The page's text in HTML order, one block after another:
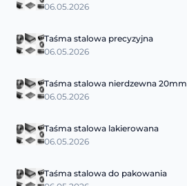
06.05.2026
Taśma stalowa precyzyjna
06.05.2026
Taśma stalowa nierdzewna 20mm
06.05.2026
Taśma stalowa lakierowana
06.05.2026
Taśma stalowa do pakowania